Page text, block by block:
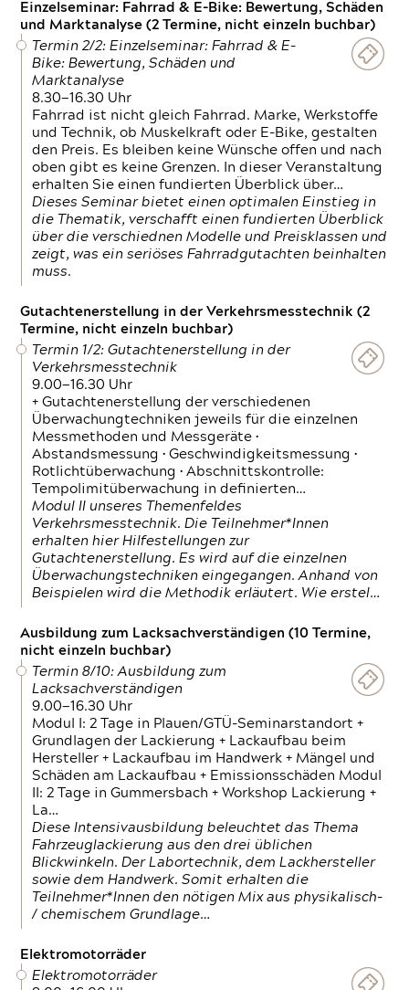
Einzelseminar: Fahrrad & E-Bike: Bewertung, Schäden
und Marktanalyse (2 Termine, nicht einzeln buchbar)
Termin 2/2: Einzelseminar: Fahrrad & E-
Bike: Bewertung, Schäden und
Marktanalyse
8.30—16.30 Uhr
Fahrrad ist nicht gleich Fahrrad. Marke, Werkstoffe
und Technik, ob Muskelkraft oder E-Bike, gestalten
den Preis. Es bleiben keine Wünsche offen und nach
oben gibt es keine Grenzen. In dieser Veranstaltung
erhalten Sie einen fundierten Überblick über…
Dieses Seminar bietet einen optimalen Einstieg in
die Thematik, verschafft einen fundierten Überblick
über die verschiednen Modelle und Preisklassen und
zeigt, was ein seriöses Fahrradgutachten beinhalten
muss.
Gutachtenerstellung in der Verkehrsmesstechnik (2
Termine, nicht einzeln buchbar)
Termin 1/2: Gutachtenerstellung in der
Verkehrsmesstechnik
9.00—16.30 Uhr
+ Gutachtenerstellung der verschiedenen
Überwachungtechniken jeweils für die einzelnen
Messmethoden und Messgeräte •
Abstandsmessung • Geschwindigkeitsmessung •
Rotlichtüberwachung • Abschnittskontrolle:
Tempolimitüberwachung in definierten…
Modul II unseres Themenfeldes
Verkehrsmesstechnik. Die Teilnehmer*Innen
erhalten hier Hilfestellungen zur
Gutachtenerstellung. Es wird auf die einzelnen
Überwachungstechniken eingegangen. Anhand von
Beispielen wird die Methodik erläutert. Wie erstel…
Ausbildung zum Lacksachverständigen (10 Termine,
nicht einzeln buchbar)
Termin 8/10: Ausbildung zum
Lacksachverständigen
9.00—16.30 Uhr
Modul I: 2 Tage in Plauen/GTÜ-Seminarstandort +
Grundlagen der Lackierung + Lackaufbau beim
Hersteller + Lackaufbau im Handwerk + Mängel und
Schäden am Lackaufbau + Emissionsschäden Modul
II: 2 Tage in Gummersbach + Workshop Lackierung +
La…
Diese Intensivausbildung beleuchtet das Thema
Fahrzeuglackierung aus den drei üblichen
Blickwinkeln. Der Labortechnik, dem Lackhersteller
sowie dem Handwerk. Somit erhalten die
Teilnehmer*Innen den nötigen Mix aus physikalisch-
/ chemischem Grundlage…
Elektromotorräder
Elektromotorräder